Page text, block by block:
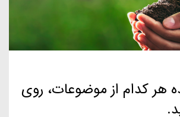
هر کدام از موضوعات، روی